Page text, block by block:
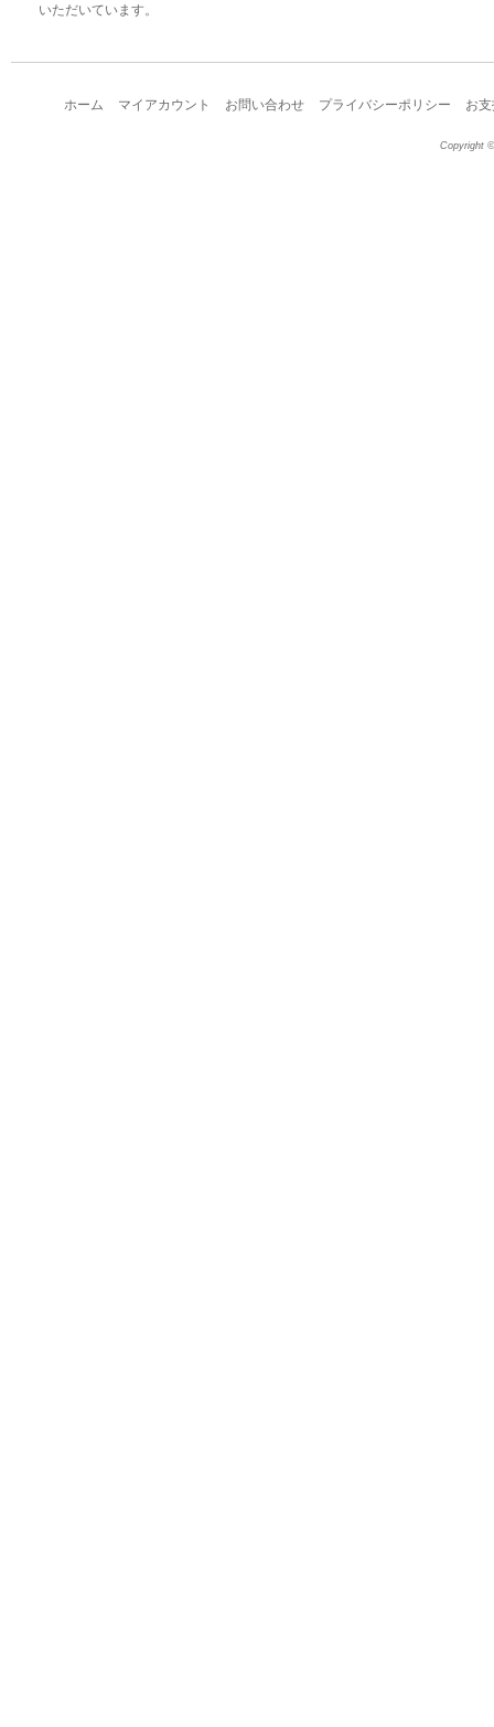
いただいています。
ホーム マイアカウント お問い合わせ プライバシーポリシー お
Copyright